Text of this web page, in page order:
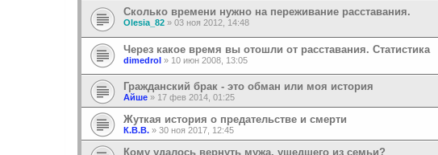
Сколько времени нужно на переживание расставания.
Olesia_82 » 03 ноя 2012, 14:48
Через какое время вы отошли от расставания. Статистика
dimedrol » 10 июн 2008, 13:05
Гражданский брак - это обман или моя история
Айше » 17 фев 2014, 01:25
Жуткая история о предательстве и смерти
К.В.В. » 30 ноя 2017, 12:45
Кому удалось вернуть мужа, ушедшего из семьи?